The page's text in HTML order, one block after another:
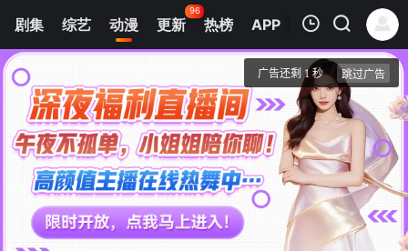
剧集 综艺 动漫 更新
96
热榜 APP
第141集
仙逆
清空